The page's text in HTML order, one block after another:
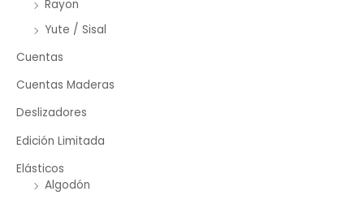
Rayon
Yute / Sisal
Cuentas
Cuentas Maderas
Deslizadores
Edición Limitada
Elásticos
Algodón